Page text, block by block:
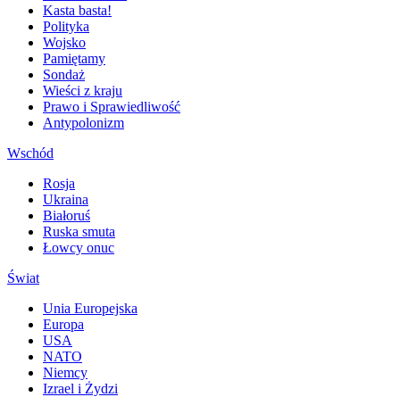
Kasta basta!
Polityka
Wojsko
Pamiętamy
Sondaż
Wieści z kraju
Prawo i Sprawiedliwość
Antypolonizm
Wschód
Rosja
Ukraina
Białoruś
Ruska smuta
Łowcy onuc
Świat
Unia Europejska
Europa
USA
NATO
Niemcy
Izrael i Żydzi